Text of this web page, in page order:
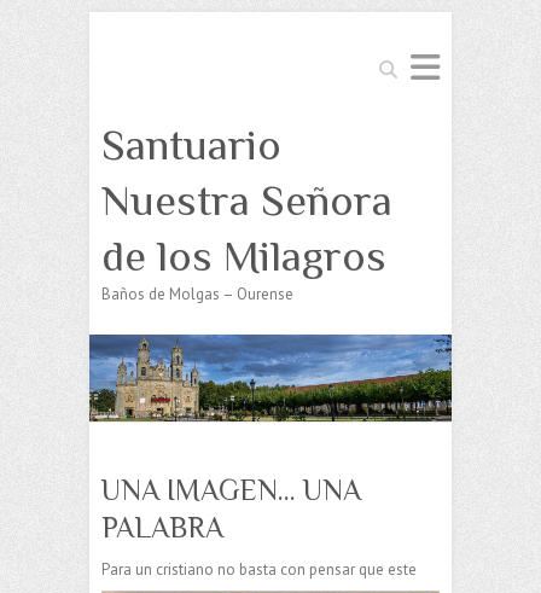
Buscar
Santuario
Nuestra Señora
de los Milagros
Baños de Molgas – Ourense
UNA IMAGEN… UNA
PALABRA
Para un cristiano no basta con pensar que este